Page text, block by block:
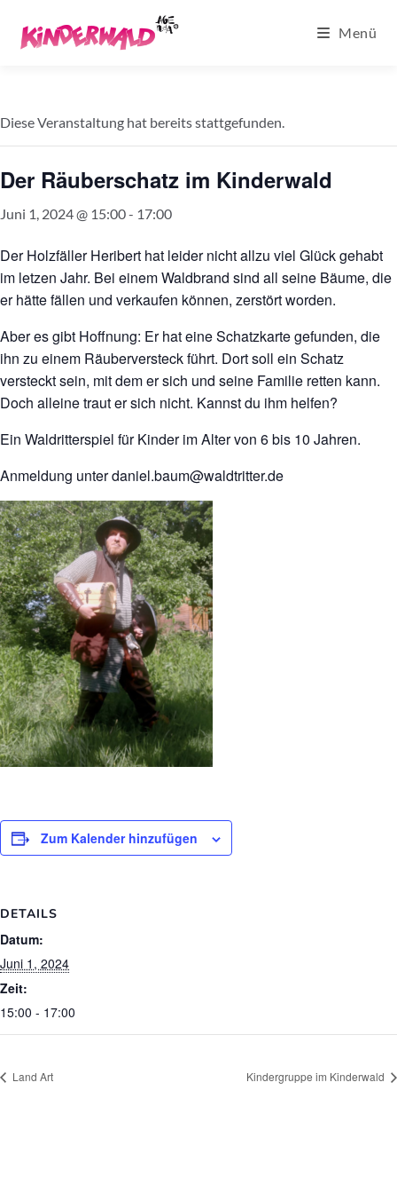
Inhalt
springen
Menü
Diese Veranstaltung hat bereits stattgefunden.
Der Räuberschatz im Kinderwald
Juni 1, 2024 @ 15:00- 17:00
Der Holzfäller Heribert hat leider nicht allzu viel Glück gehabt
im letzen Jahr. Bei einem Waldbrand sind all seine Bäume, die
er hätte fällen und verkaufen können, zerstört worden.
Aber es gibt Hoffnung: Er hat eine Schatzkarte gefunden, die
ihn zu einem Räuberversteck führt. Dort soll ein Schatz
versteckt sein, mit dem er sich und seine Familie retten kann.
Doch alleine traut er sich nicht. Kannst du ihm helfen?
Ein Waldritterspiel für Kinder im Alter von 6 bis 10 Jahren.
Anmeldung unter daniel.baum@waldtritter.de
Zum Kalender hinzufügen
DETAILS
Datum:
Juni 1, 2024
Zeit:
15:00 - 17:00
Land Art Kindergruppe im Kinderwald